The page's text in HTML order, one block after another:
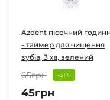
Azdent пісочний
- таймер для чищення
зубів, 3 хв, зелений
65грн -31%
45грн